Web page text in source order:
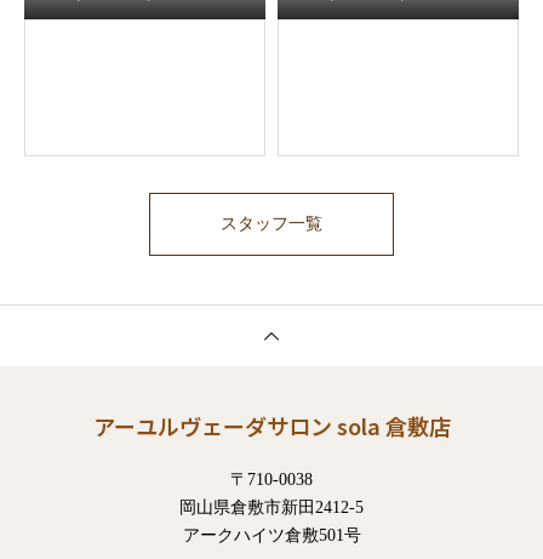
スタッフ一覧
アーユルヴェーダサロン sola 倉敷店
〒710-0038
岡山県倉敷市新田2412-5
アークハイツ倉敷501号